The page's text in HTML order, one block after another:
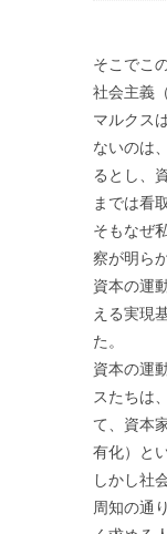
そこでこ
社会主義
マルクス
ないのは
るとし、
までは看
そもなぜ
察が明ら
資本の運
える実現
た。
資本の運
スたちは
て、資本
有化）と
しかし社
周知の通